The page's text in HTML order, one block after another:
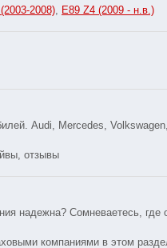
2008) E89 Z4 (2009 - н.в.)
Audi, Mercedes,
отзывы
надежна? Сомневаетесь,
компаниями в этом